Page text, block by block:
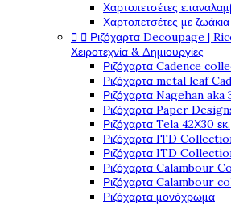
Χαρτοπετσέτες
Χαρτοπετσέτες με ζωάκια
  Ριζόχαρτα Decoupage |
Χειροτεχνία & Δημιουργίες
Ριζόχαρτα Cadence
Ριζόχαρτα metal leaf
Ριζόχαρτα Nagehan aka
Ριζόχαρτα Paper
Ριζόχαρτα Tela 42Χ30 εκ.
Ριζόχαρτα ITD
Ριζόχαρτα ITD
Ριζόχαρτα Calambour
Ριζόχαρτα Calambour
Ριζόχαρτα μονόχρωμα